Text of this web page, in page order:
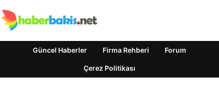
Güncel Haberler Firma Rehberi Forum
Çerez Politikası